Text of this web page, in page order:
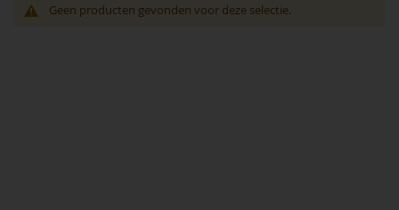
Geen producten gevonden voor deze selectie.